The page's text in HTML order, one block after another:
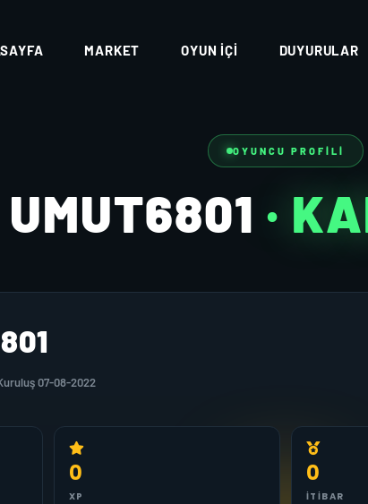
MARKET OYUN İÇI DUYURULAR
OYUNCU PROFILI
UMUT6801 ·
07-08-2022
0
XP
0
İTIBAR